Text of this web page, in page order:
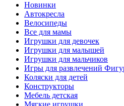
Новинки
Автокресла
Велосипеды
Все для мамы
Игрушки для девочек
Игрушки для малышей
Игрушки для мальчиков
Игры для развлечений
Коляски для детей
Конструкторы
Мебель детская
Мягкие игрушки